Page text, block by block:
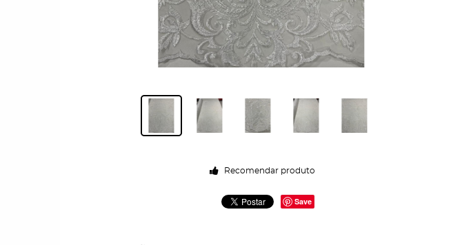
Recomendar produto
Save